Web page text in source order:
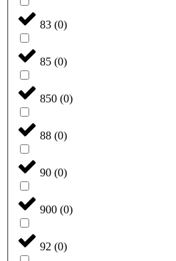
83 (0)
85 (0)
850 (0)
88 (0)
90 (0)
900 (0)
92 (0)